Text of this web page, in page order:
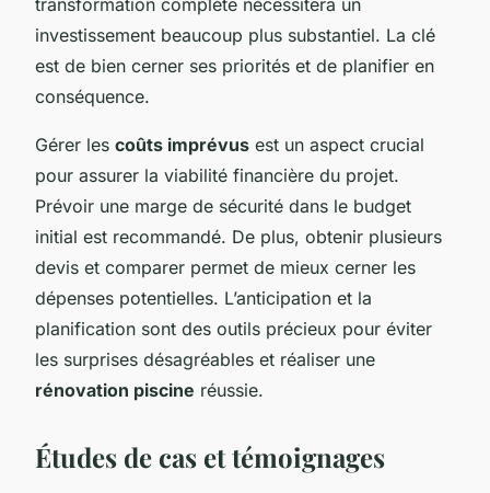
investissement beaucoup plus substantiel. La clé
est de bien cerner ses priorités et de planifier en
conséquence.
Gérer les coûts imprévus est un aspect crucial
pour assurer la viabilité financière du projet.
Prévoir une marge de sécurité dans le budget
initial est recommandé. De plus, obtenir plusieurs
devis et comparer permet de mieux cerner les
dépenses potentielles. L’anticipation et la
planification sont des outils précieux pour éviter
les surprises désagréables et réaliser une
rénovation piscine réussie.
Études de cas et témoignages